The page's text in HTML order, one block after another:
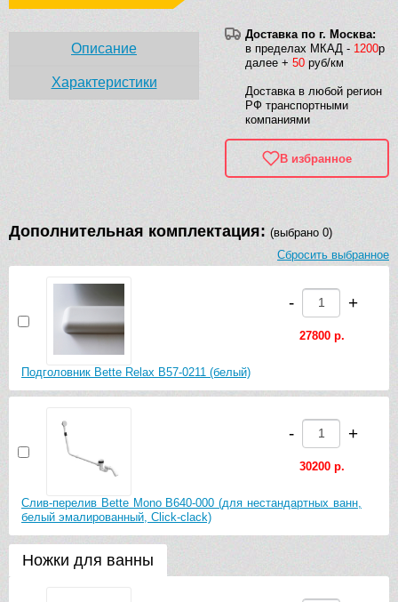
Доставка по г. Москва:
в пределах МКАД - 1200р
далее + 50 руб/км
Доставка в любой регион
РФ транспортными
компаниями
В избранное
Описание
Характеристики
Дополнительная комплектация: (выбрано 0)
Сбросить выбранное
Подголовник Bette Relax B57-0211 (белый)
- +
27800 р.
Слив-перелив Bette Mono B640-000 (для нестандартных ванн,
белый эмалированный, Click-clack)
- +
30200 р.
Ножки для ванны